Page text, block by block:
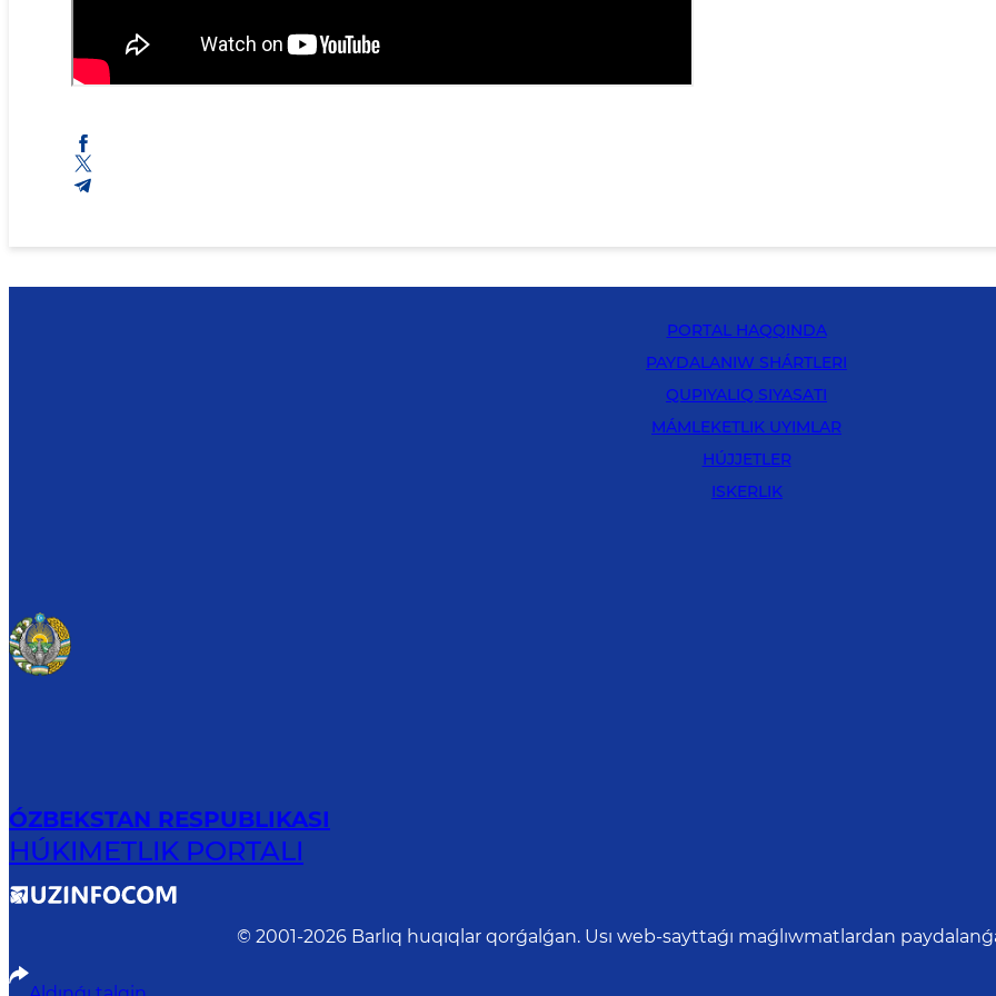
PORTAL HAQQINDA
PAYDALANIW SHÁRTLERI
QUPIYALIQ SIYASATI
MÁMLEKETLIK UYIMLAR
HÚJJETLER
ISKERLIK
ÓZBEKSTAN RESPUBLIKASI
HÚKIMETLIK PORTALI
© 2001-2026 Barlıq huqıqlar qorǵalǵan. Usı web-sayttaǵı maǵlıwmatlardan